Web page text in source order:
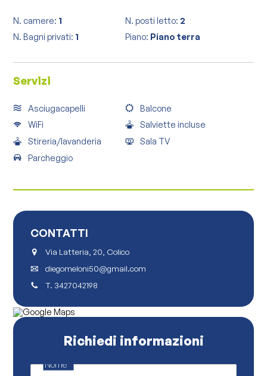
N. camere: 1 N. posti letto: 2
N. Bagni privati: 1 Piano: Piano terra
Servizi
Asciugacapelli
Balcone
WiFi
Salviette incluse
Stireria/lavanderia
Sala TV
Parcheggio
CONTATTI
Via Latteria, 20, Colico
diegomeloni50@gmail.com
T. 3427042198
Richiedi informazioni
Nome *